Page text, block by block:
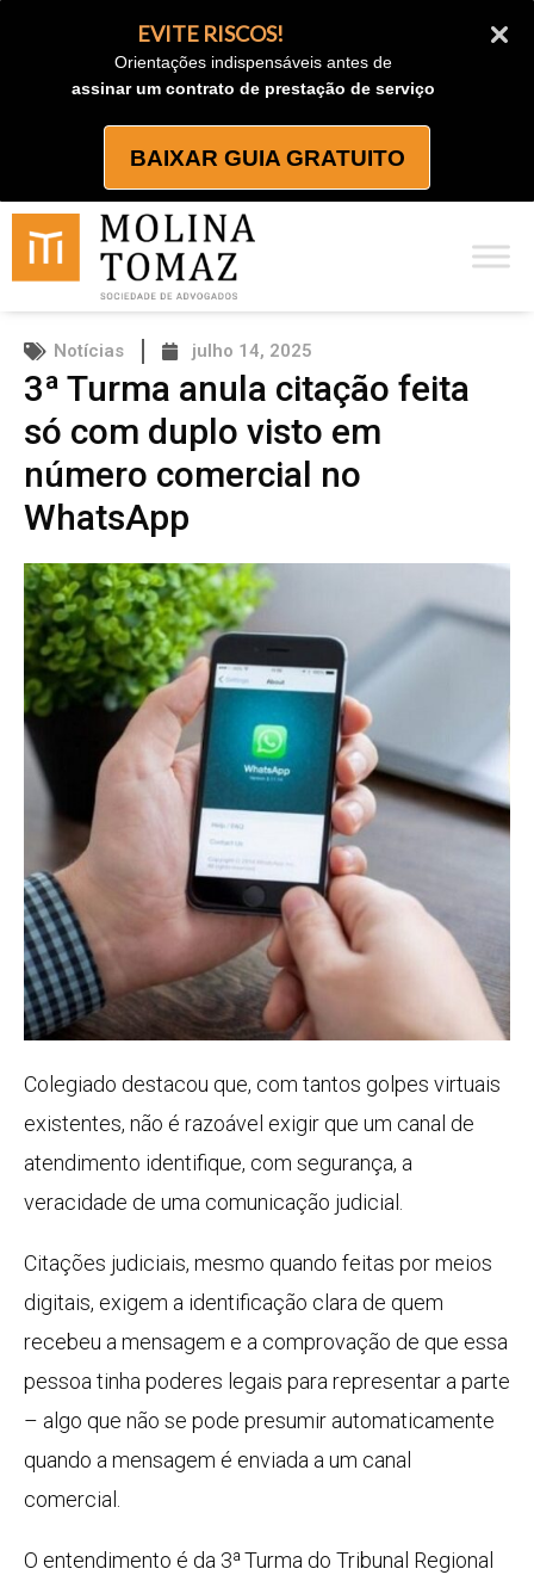
EVITE RISCOS!
Orientações indispensáveis antes de
assinar um contrato de prestação de serviço
BAIXAR GUIA GRATUITO
Notícias julho 14, 2025
3ª Turma anula citação feita
só com duplo visto em
número comercial no
WhatsApp
Colegiado destacou que, com tantos golpes virtuais
existentes, não é razoável exigir que um canal de
atendimento identifique, com segurança, a
veracidade de uma comunicação judicial.
Citações judiciais, mesmo quando feitas por meios
digitais, exigem a identificação clara de quem
recebeu a mensagem e a comprovação de que essa
pessoa tinha poderes legais para representar a parte
– algo que não se pode presumir automaticamente
quando a mensagem é enviada a um canal
comercial.
O entendimento é da 3ª Turma do Tribunal Regional